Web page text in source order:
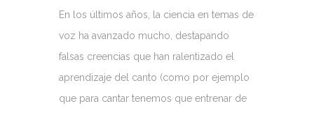
En los últimos años, la ciencia en temas de
voz ha avanzado mucho, destapando
falsas creencias que han ralentizado el
aprendizaje del canto (como por ejemplo
que para cantar tenemos que entrenar de